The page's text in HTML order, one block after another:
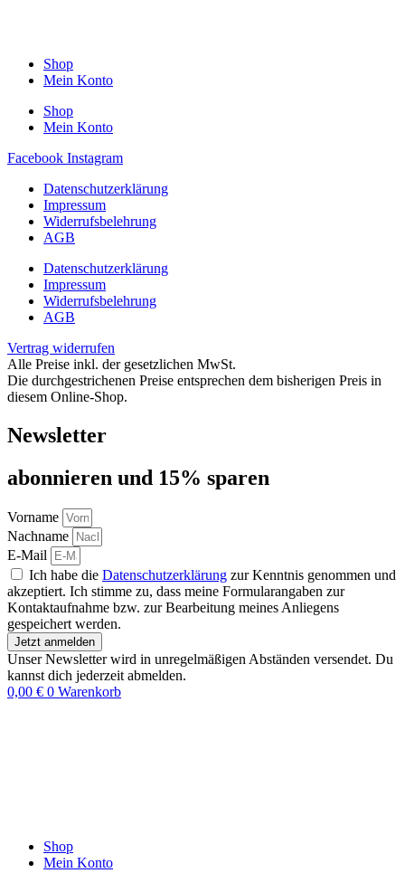
Shop
Mein Konto
Shop
Mein Konto
Facebook Instagram
Datenschutzerklärung
Impressum
Widerrufsbelehrung
AGB
Datenschutzerklärung
Impressum
Widerrufsbelehrung
AGB
Vertrag widerrufen
Alle Preise inkl. der gesetzlichen MwSt.
Die durchgestrichenen Preise entsprechen dem bisherigen Preis in
diesem Online-Shop.
Newsletter
abon­nie­ren und 15% sparen
Vorname
Nachname
E-Mail
Ich habe die Datenschutzerklärung zur Kenntnis genommen und
akzeptiert. Ich stimme zu, dass meine Formularangaben zur
Kontaktaufnahme bzw. zur Bearbeitung meines Anliegens
gespeichert werden.
Jetzt anmelden
Unser Newsletter wird in unregelmäßigen Abständen versendet. Du
kannst dich jederzeit abmelden.
0,00 € 0 Warenkorb
Shop
Mein Konto